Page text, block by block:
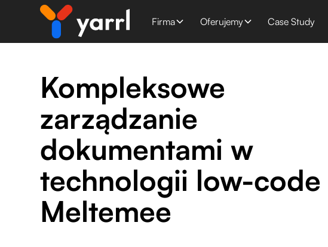
Firma Oferujemy Case Study
Kompleksowe
zarządzanie
dokumentami w
technologii low-code
Meltemee